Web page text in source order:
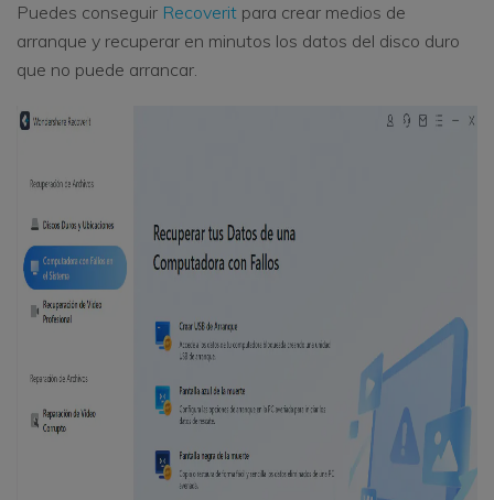
Puedes conseguir Recoverit para crear medios de
arranque y recuperar en minutos los datos del disco duro
que no puede arrancar.